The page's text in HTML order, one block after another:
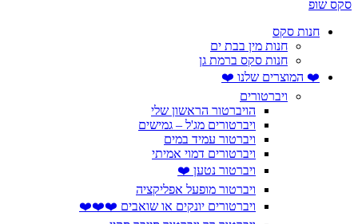
סקס שופ
חנות סקס
חנות מין בבת ים
חנות סקס ברמת גן
❤️ המוצרים שלנו ❤️
ויברטורים
הויברטור הראשון שלי
ויברטורים מג'ל – גמישים
ויברטור עמיד במים
ויברטורים דמוי אמיתי
ויברטור נטען ❤️
ויברטור מופעל אפליקציה
ויברטורים יונקים או שואבים ❤️❤️❤️